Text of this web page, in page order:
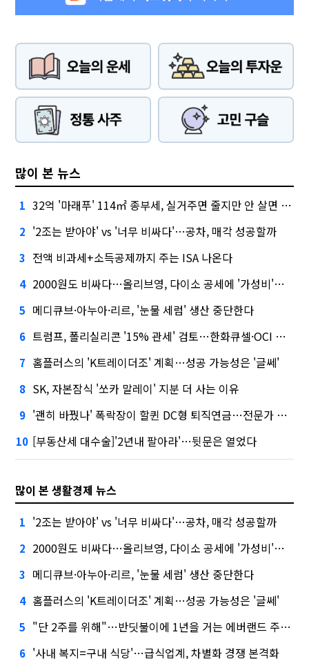
많이 본 뉴스
1 32억 '마래푸' 114㎡ 종부세, 실거주면 줄지만 안 살면 2.5배
2 '2조는 받아야' vs '너무 비싸다'…공차, 매각 성공할까
3 전액 비과세+소득공제까지 주는 ISA 나온다
4 2000원도 비싸다…올리브영, 다이소 공세에 '가성비'로 맞불
5 메디큐브·아누아·리르, '눈물 세럼' 생산 중단한다
6 트럼프, 폴리실리콘 '15% 관세' 검토…한화큐셀·OCI 영향은?
7 홈플러스의 'K트레이더조' 계획…성공 가능성은 '글쎄'
8 SK, 자본잠식 '쏘카 말레이' 지분 더 사는 이유
9 '괜히 바꿨나' 폭락장이 할퀸 DC형 퇴직연금…전문가 조언은
10 [부동산세 대수술]'2년내 팔아라'…뒷문은 열었다
많이 본 생활경제 뉴스
1 '2조는 받아야' vs '너무 비싸다'…공차, 매각 성공할까
2 2000원도 비싸다…올리브영, 다이소 공세에 '가성비'로 맞불
3 메디큐브·아누아·리르, '눈물 세럼' 생산 중단한다
4 홈플러스의 'K트레이더조' 계획…성공 가능성은 '글쎄'
5 "단 2주를 위해"…반딧불이에 1년을 거는 에버랜드 주키퍼
6 '사내 복지=구내 식당'…급식업계, 차별화 경쟁 본격화